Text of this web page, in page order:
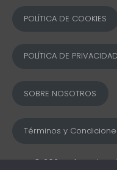
POLÍTICA DE COOKIES
POLÍTICA DE PRIVACIDAD
SOBRE NOSOTROS
Términos y
© 2025 Ofword